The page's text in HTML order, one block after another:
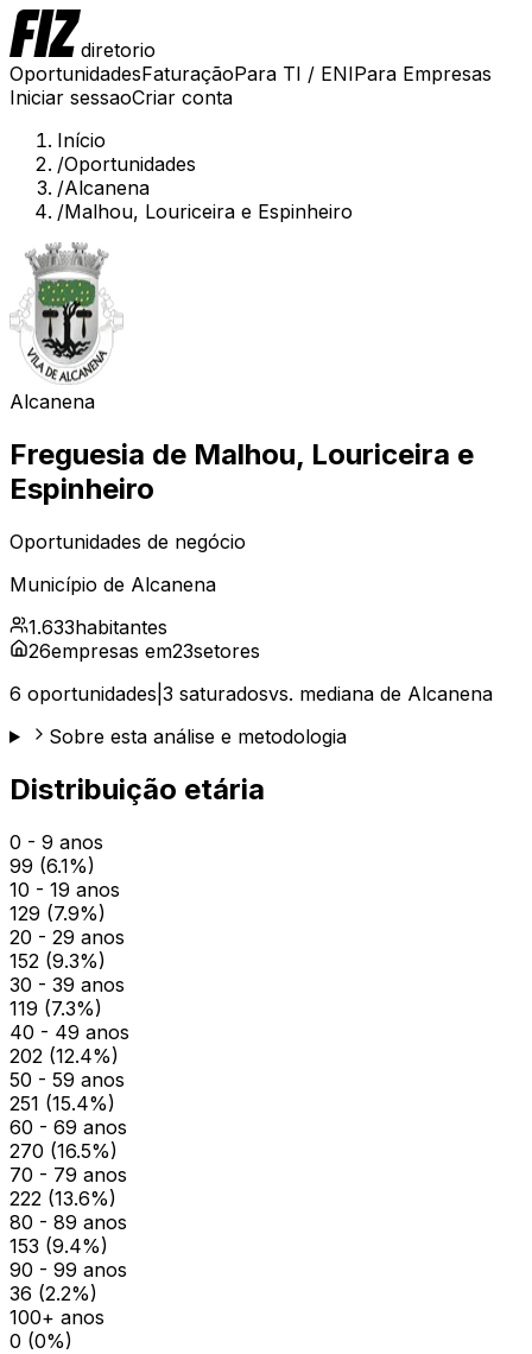
diretorio
OportunidadesFaturaçãoPara TI / ENIPara Empresas
Iniciar sessaoCriar conta
Início
/Oportunidades
/Alcanena
/Malhou, Louriceira e Espinheiro
Alcanena
Freguesia de Malhou, Louriceira e
Espinheiro
Oportunidades de negócio
Município de Alcanena
1.633habitantes
26empresas em23setores
6 oportunidades 3 saturadosvs. mediana de Alcanena
Sobre esta análise e metodologia
Distribuição etária
0 - 9 anos
99 (6.1%)
10 - 19 anos
129 (7.9%)
20 - 29 anos
152 (9.3%)
30 - 39 anos
119 (7.3%)
40 - 49 anos
202 (12.4%)
50 - 59 anos
251 (15.4%)
60 - 69 anos
270 (16.5%)
70 - 79 anos
222 (13.6%)
80 - 89 anos
153 (9.4%)
90 - 99 anos
36 (2.2%)
100+ anos
0 (0%)